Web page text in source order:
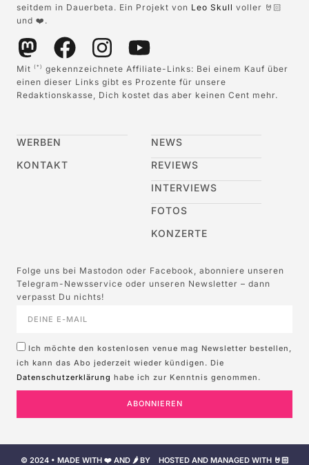
seitdem in Dauerbeta. Ein Projekt von Leo Skull voller 🤘🏻
und ❤️.
Mit (*)
gekennzeichnete Affiliate-Links: Bei einem Kauf über
einen dieser Links gibt es Prozente für unsere
Redaktionskasse, Dich kostet das aber keinen Cent mehr.
WERBEN
KONTAKT
NEWS
REVIEWS
INTERVIEWS
FOTOS
KONZERTE
Folge uns bei Mastodon oder Facebook, abonniere unseren
Telegram-Newsservice oder unseren Newsletter – dann
verpasst Du nichts!
Ich möchte den kostenlosen venue mag Newsletter bestellen,
ich kann das Abo jederzeit wieder kündigen. Die
Datenschutzerklärung habe ich zur Kenntnis genommen.
ABONNIEREN
© 2024 • MADE WITH ❤️ AND 🌶️ BY
HOSTED AND MANAGED WITH 🤘🏻